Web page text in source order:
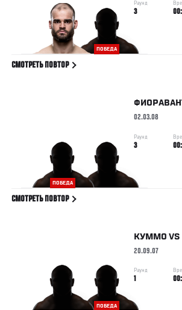
ПОБЕДА
Раунд
3
СМОТРЕТЬ ПОВТОР
ПОБЕДА
02.03.08
Раунд
3
СМОТРЕТЬ ПОВТОР
ПОБЕДА
КУММО VS
20.09.07
Раунд
1